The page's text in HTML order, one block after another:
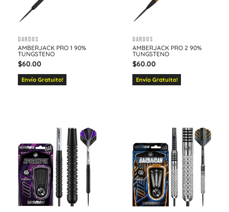
Dardos
AMBERJACK PRO 1 90%
TUNGSTENO
$60.00
Envío Gratuito!
Dardos
AMBERJACK PRO 2 90%
TUNGSTENO
$60.00
Envío Gratuito!